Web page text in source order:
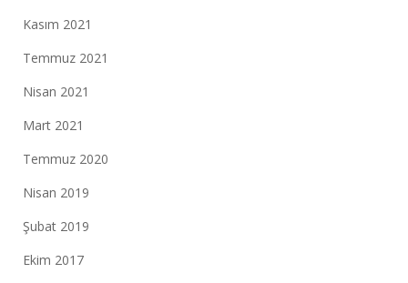
Kasım 2021
Temmuz 2021
Nisan 2021
Mart 2021
Temmuz 2020
Nisan 2019
Şubat 2019
Ekim 2017